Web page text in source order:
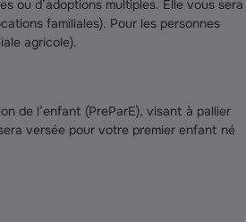
ou d’adoptions multiples. Elle vous sera
familiales). Pour les personnes
agricole).
de l’enfant (PreParE), visant à pallier
versée pour votre premier enfant né